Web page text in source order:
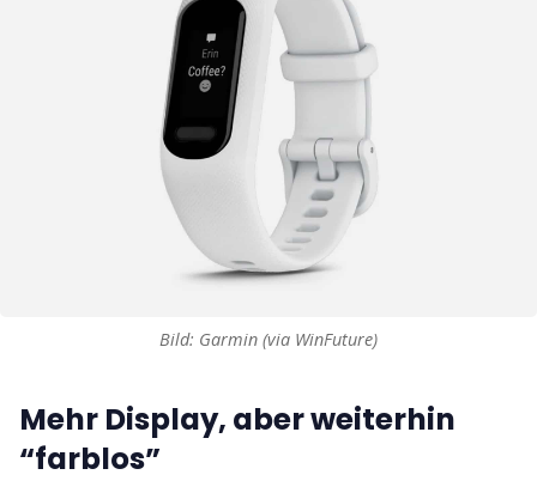
Bild: Garmin (via WinFuture)
Mehr Display, aber weiterhin
“farblos”